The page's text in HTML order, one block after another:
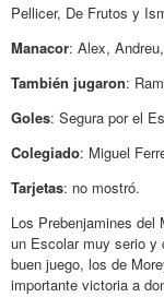
Pellicer, De Frutos y
Manacor: Alex,
También jugaron:
Goles: Segura por el
Colegiado: Miguel
Tarjetas: no mostró.
Los Prebenjamines del
un Escolar muy serio y
buen juego, los de
importante victoria a